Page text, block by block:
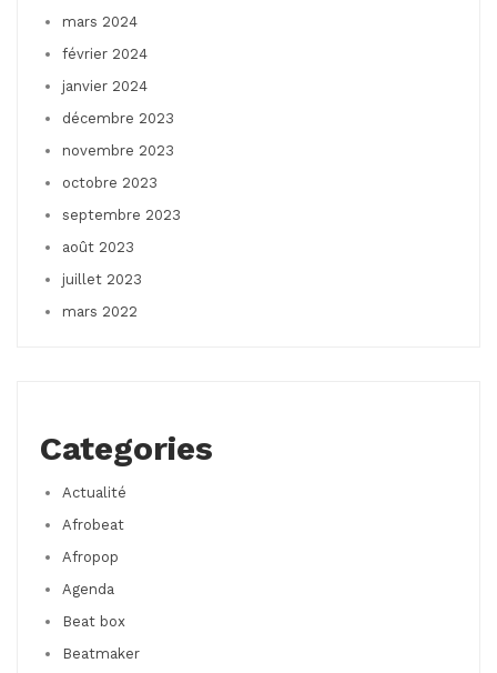
mars 2024
février 2024
janvier 2024
décembre 2023
novembre 2023
octobre 2023
septembre 2023
août 2023
juillet 2023
mars 2022
Categories
Actualité
Afrobeat
Afropop
Agenda
Beat box
Beatmaker